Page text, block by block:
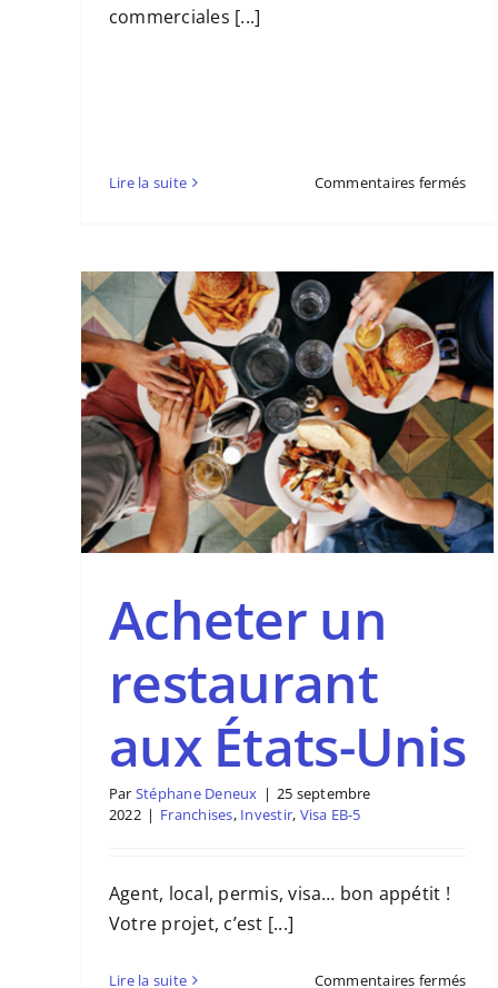
commerciales [...]
Lire la suite Commentaires ferméssur
une
Acheter un
restaurant
aux États-Unis
Par Stéphane Deneux | 25 septembre
2022 | Franchises, Investir, Visa EB-5
Agent, local, permis, visa… bon appétit !
Votre projet, c’est [...]
Lire la suite Commentaires ferméssur